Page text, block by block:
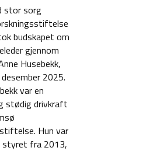
stor sorg
budskapet om
gjennom
Husebekk,
2025.
var en
stødig drivkraft
Hun var
styret fra 2013,